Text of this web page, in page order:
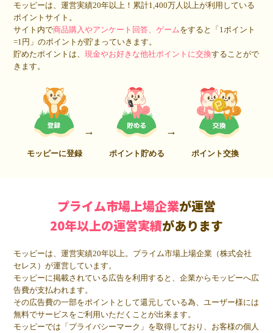
モッピーは、運営実績20年以上！累計1,400万人 以上が利用している
ポイントサイト。
サイト内で商品購入やアンケート回答、ゲームをすると「1ポイント
=1円」のポイントが貯まっていきます。
貯めたポイントは、現金やお好きな他社ポイントに交換することがで
きます。
モッピーに登録 ポイント貯める ポイント交換
プライム市場上場企業が運営
20年以上の運営実績があります
モッピーは、運営実績20年以上。プライム市場上場企業（株式会社
セレス）が運営しています。
モッピーに掲載されている広告を利用すると、企業からモッピーへ広
告費が支払われます。
その広告費の一部をポイントとして還元している為、ユーザー様には
無料でサービスをご利用いただくことが出来ます。
モッピーでは「プライバシーマーク」を取得しており、お客様の個人